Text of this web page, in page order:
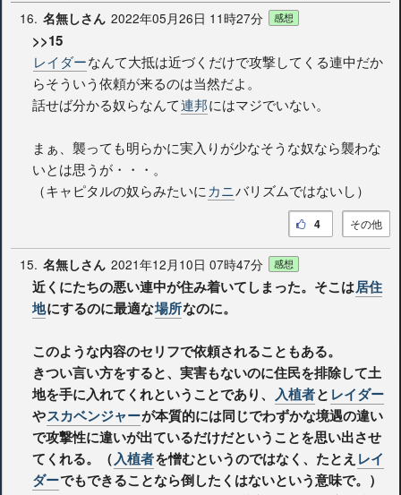
16. 名無しさん 2022年05月26日 11時27分 感想
>>15
レイダーなんて大抵は近づくだけで攻撃してくる連中だか
らそういう依頼が来るのは当然だよ。
話せば分かる奴らなんて連邦にはマジでいない。
まぁ、襲っても明らかに実入りが少なそうな奴なら襲わな
いとは思うが・・・。
（キャピタルの奴らみたいに カニバリズムではないし）
その他
4
15. 名無しさん 2021年12月10日 07時47分 感想
近くにたちの悪い連中が住み着いてしまった。そこは居住
地にするのに最適な場所なのに。
このような内容のセリフで依頼されることもある。
きつい言い方をすると、実害もないのに住民を排除して土
地を手に入れてくれということであり、 入植者と レイダー
やスカベンジャーが本質的には同じでわずかな境遇の違い
で攻撃性に違いが出ているだけだということを思い出させ
てくれる。（入植者を憎むというのではなく、たとえ レイ
ダーでもできることなら倒したくはないという意味で。）